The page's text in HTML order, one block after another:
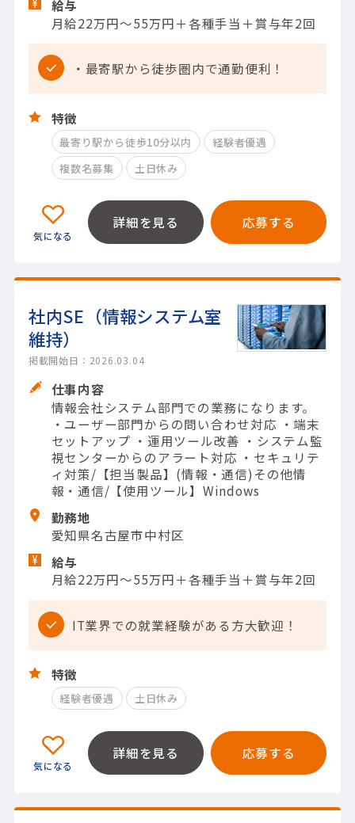
給与
月給22万円～55万円＋各種手当＋賞与年2回
・最寄駅から徒歩圏内で通勤便利！
特徴
最寄り駅から徒歩10分以内
経験者優遇
複数名募集
土日休み
詳細を見る 応募する
社内SE（情報システム室
維持）
掲載開始日：2026.03.04
仕事内容
情報会社システム部門での業務になります。
・ユーザー部門からの問い合わせ対応 ・端末
セットアップ ・運用ツール改善 ・システム監
視センターからのアラート対応 ・セキュリテ
ィ対策/【担当製品】(情報・通信)その他情
報・通信/【使用ツール】Windows
勤務地
愛知県名古屋市中村区
給与
月給22万円～55万円＋各種手当＋賞与年2回
IT業界での就業経験がある方大歓迎！
特徴
経験者優遇 土日休み
詳細を見る 応募する